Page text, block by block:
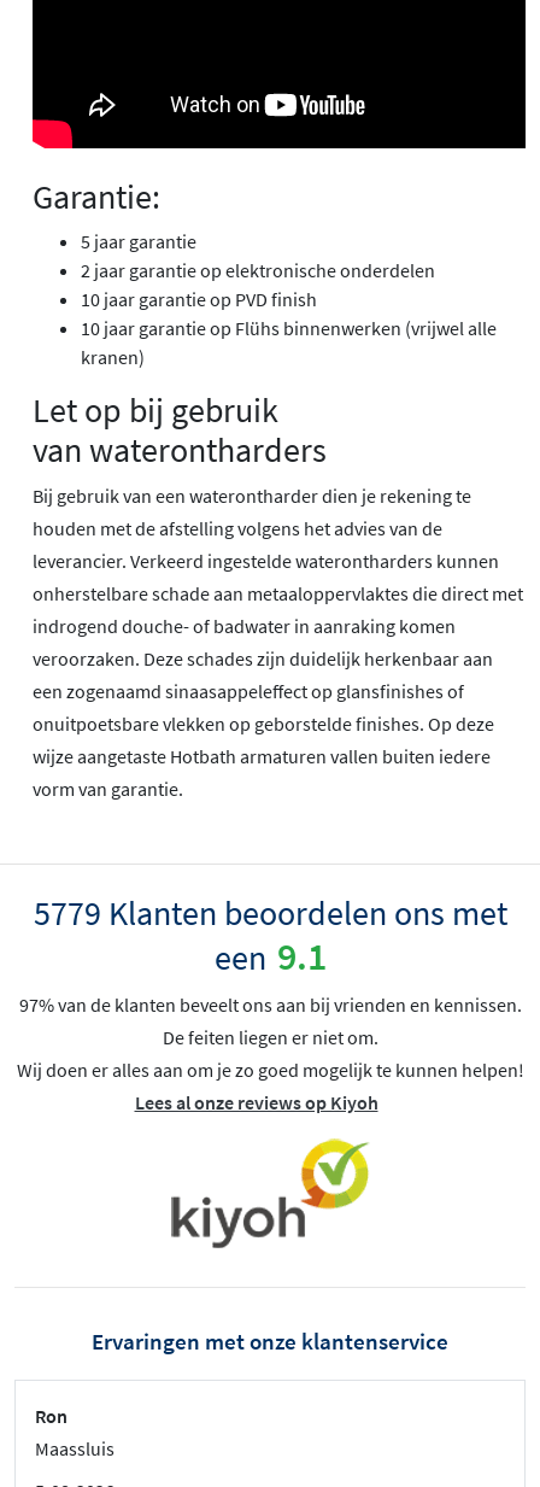
Garantie:
5 jaar garantie
2 jaar garantie op elektronische onderdelen
10 jaar garantie op PVD finish
10 jaar garantie op Flühs binnenwerken (vrijwel alle
kranen)
Let op bij gebruik
van waterontharders
Bij gebruik van een waterontharder dien je rekening te
houden met de afstelling volgens het advies van de
leverancier. Verkeerd ingestelde waterontharders kunnen
onherstelbare schade aan metaaloppervlaktes die direct met
indrogend douche- of badwater in aanraking komen
veroorzaken. Deze schades zijn duidelijk herkenbaar aan
een zogenaamd sinaasappeleffect op glansfinishes of
onuitpoetsbare vlekken op geborstelde finishes. Op deze
wijze aangetaste Hotbath armaturen vallen buiten iedere
vorm van garantie.
5779 Klanten beoordelen ons met
een 9.1
97% van de klanten beveelt ons aan bij vrienden en kennissen.
De feiten liegen er niet om.
Wij doen er alles aan om je zo goed mogelijk te kunnen helpen!
Lees al onze reviews op Kiyoh
Ervaringen met onze klantenservice
Ron
Maassluis